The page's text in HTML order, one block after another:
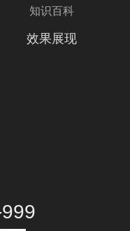
知识百科
效果展现